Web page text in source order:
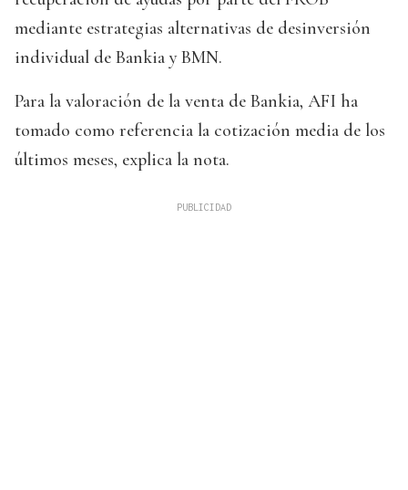
mediante estrategias alternativas de desinversión
individual de Bankia y BMN.
Para la valoración de la venta de Bankia, AFI ha
tomado como referencia la cotización media de los
últimos meses, explica la nota.